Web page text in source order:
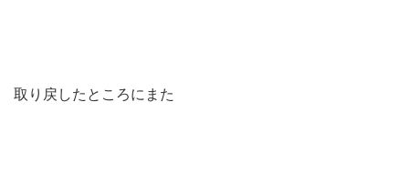
取り戻したところにまた